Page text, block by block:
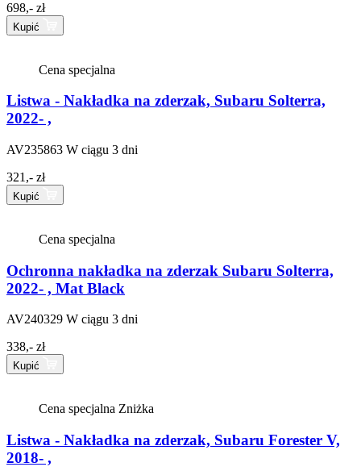
698,- zł
Kupić
Cena specjalna
Listwa - Nakładka na zderzak, Subaru Solterra,
2022- ,
AV235863 W ciągu 3 dni
321,- zł
Kupić
Cena specjalna
Ochronna nakładka na zderzak Subaru Solterra,
2022- , Mat Black
AV240329 W ciągu 3 dni
338,- zł
Kupić
Cena specjalna Zniżka
Listwa - Nakładka na zderzak, Subaru Forester V,
2018- ,